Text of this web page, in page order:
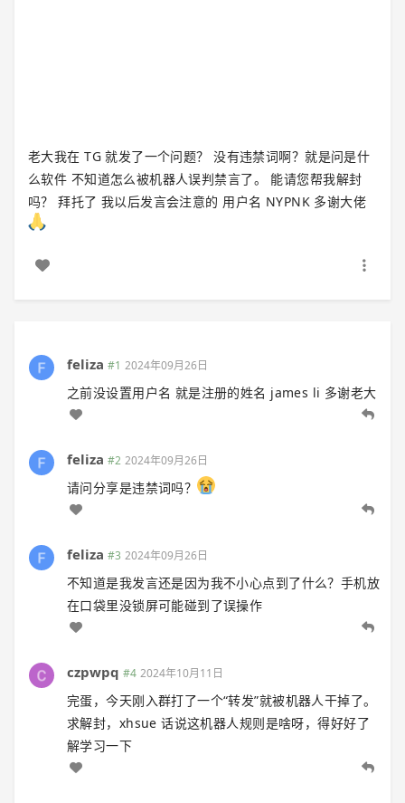
老大我在 TG 就发了一个问题？ 没有违禁词啊？就是问是什
么软件 不知道怎么被机器人误判禁言了。 能请您帮我解封
吗？ 拜托了 我以后发言会注意的 用户名 NYPNK 多谢大佬
feliza #1 2024年09月26日
之前没设置用户名 就是注册的姓名 james li 多谢老大
feliza #2 2024年09月26日
请问分享是违禁词吗？
feliza #3 2024年09月26日
不知道是我发言还是因为我不小心点到了什么？手机放
在口袋里没锁屏可能碰到了误操作
czpwpq #4 2024年10月11日
完蛋，今天刚入群打了一个“转发”就被机器人干掉了。
求解封，xhsue 话说这机器人规则是啥呀，得好好了
解学习一下